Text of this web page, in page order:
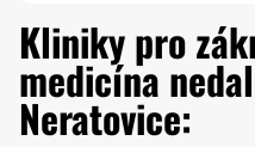
Kliniky pro
medicína
Neratovice: